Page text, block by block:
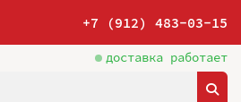
+7 (912) 483-03-15
доставка работает